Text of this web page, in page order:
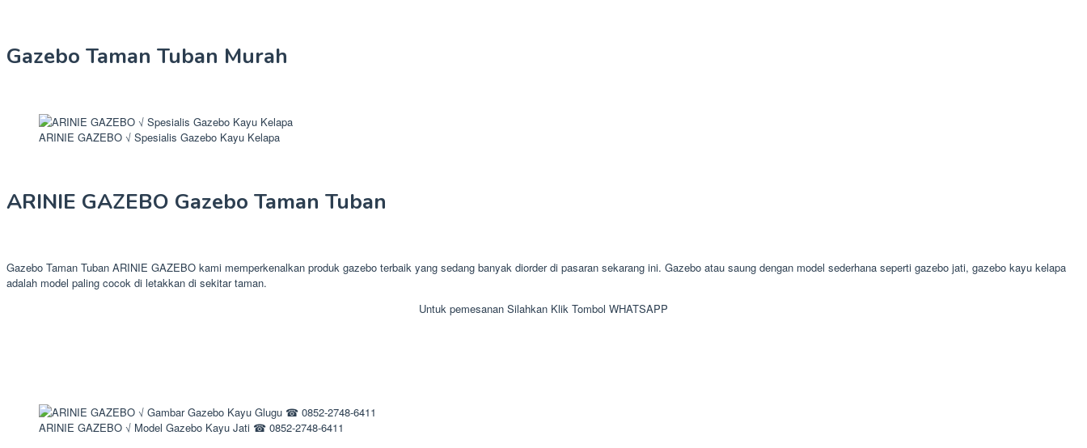
Gazebo Taman Tuban Murah
ARINIE GAZEBO √ Spesialis Gazebo Kayu Kelapa
ARINIE GAZEBO Gazebo Taman Tuban
Gazebo Taman Tuban ARINIE GAZEBO kami memperkenalkan produk gazebo terbaik yang sedang banyak diorder di pasaran sekarang ini. Gazebo atau saung dengan model sederhana seperti gazebo jati, gazebo kayu kelapa
adalah model paling cocok di letakkan di sekitar taman.
Untuk pemesanan Silahkan Klik Tombol WHATSAPP
ARINIE GAZEBO √ Model Gazebo Kayu Jati ☎ 0852-2748-6411